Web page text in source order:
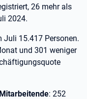
26 mehr als
2024.
Juli 15.417 Personen.
und 301 weniger
: 252